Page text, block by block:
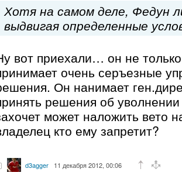
Хотя на самом деле, Федун
выдвигая определенные
вот приехали… он не
очень серъезные
Он нанимает
решения об
может наложить вето
кто ему запретит?
d3agger 11 декабря 2012, 00:06